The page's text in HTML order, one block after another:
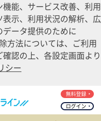
能、サービス改善、利用
示、利用状況の解析、広
ータ提供のために
方法については、ご利用
認の上、各設定画面より
シー
ログイン
無料登録